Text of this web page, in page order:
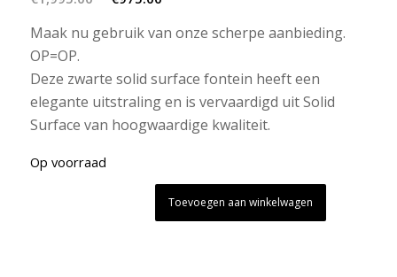
was:
is:
Maak nu gebruik van onze scherpe aanbieding.
OP=OP.
Deze zwarte solid surface fontein heeft een
elegante uitstraling en is vervaardigd uit Solid
Surface van hoogwaardige kwaliteit.
Op voorraad
Toevoegen aan winkelwagen